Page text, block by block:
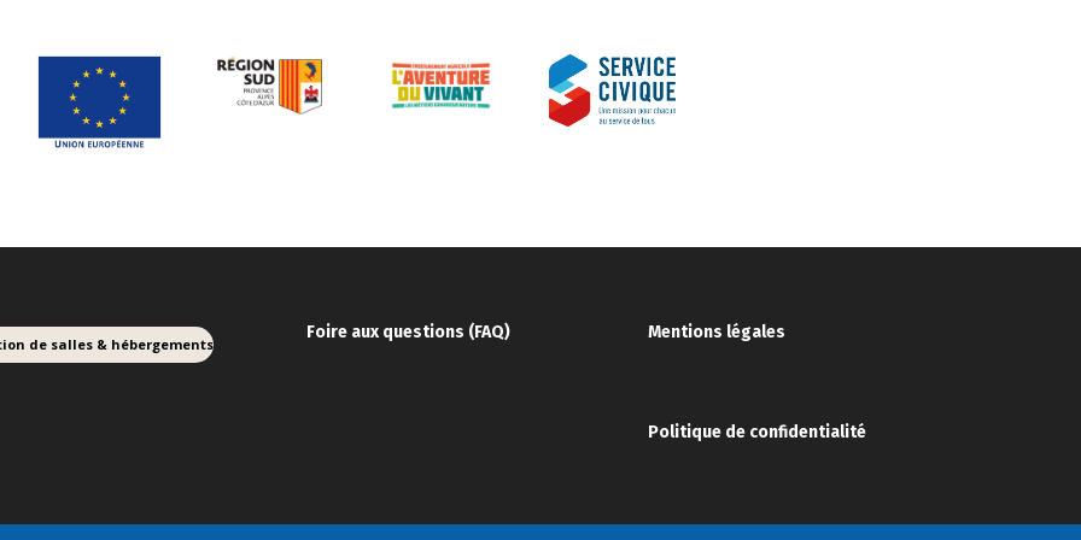
de salles & hébergements
Foire aux questions (FAQ) Mentions légales
Politique de confidentialité